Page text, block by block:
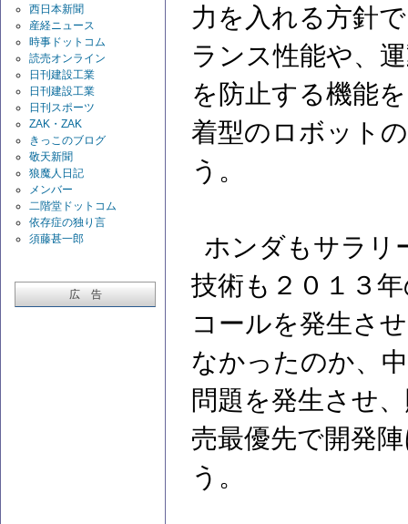
西日本新聞
産経ニュース
時事ドットコム
読売オンライン
日刊建設工業
日刊建設工業
日刊スポーツ
ZAK・ZAK
きっこのブログ
敬天新聞
狼魔人日記
メンバー
二階堂ドットコム
依存症の独り言
須藤甚一郎
広 告
力を入れる方針
ランス性能や、
を防止する機能
着型のロボット
う。
ホンダもサラリ
技術も２０１３
コールを発生さ
なかったのか、
問題を発生させ
売最優先で開発
う。